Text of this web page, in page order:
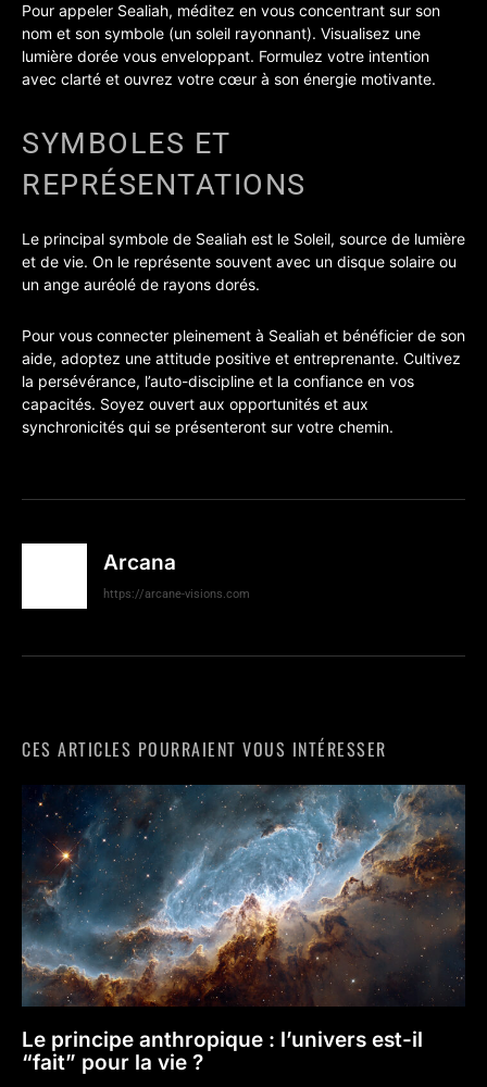
Pour appeler Sealiah, méditez en vous concentrant sur son
nom et son symbole (un soleil rayonnant). Visualisez une
lumière dorée vous enveloppant. Formulez votre intention
avec clarté et ouvrez votre cœur à son énergie motivante.
SYMBOLES ET
REPRÉSENTATIONS
Le principal symbole de Sealiah est le Soleil, source de lumière
et de vie. On le représente souvent avec un disque solaire ou
un ange auréolé de rayons dorés.
Pour vous connecter pleinement à Sealiah et bénéficier de son
aide, adoptez une attitude positive et entreprenante. Cultivez
la persévérance, l’auto-discipline et la confiance en vos
capacités. Soyez ouvert aux opportunités et aux
synchronicités qui se présenteront sur votre chemin.
Arcana
https://arcane-visions.com
CES ARTICLES POURRAIENT VOUS INTÉRESSER
Le principe anthropique : l’univers est-il
“fait” pour la vie ?